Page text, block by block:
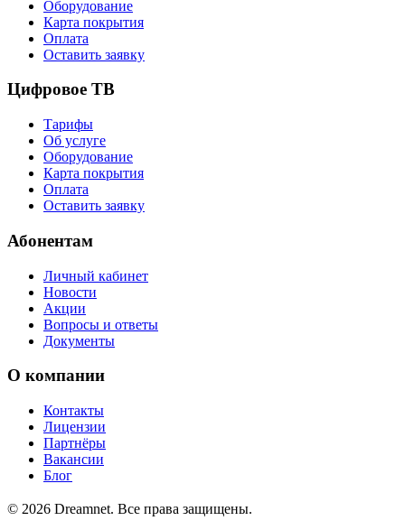
Оборудование
Карта покрытия
Оплата
Оставить заявку
Цифровое ТВ
Тарифы
Об услуге
Оборудование
Карта покрытия
Оплата
Оставить заявку
Абонентам
Личный кабинет
Новости
Акции
Вопросы и ответы
Документы
О компании
Контакты
Лицензии
Партнёры
Вакансии
Блог
© 2026 Dreamnet. Все права защищены.